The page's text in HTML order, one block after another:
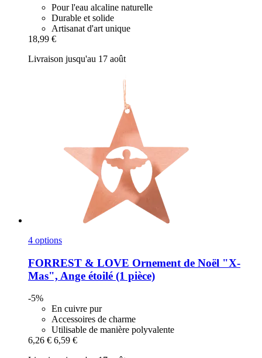
Pour l'eau alcaline naturelle
Durable et solide
Artisanat d'art unique
18,99 €
Livraison jusqu'au 17 août
4 options
FORREST & LOVE Ornement de Noël "X-​
Mas", Ange étoilé (1 pièce)
-5%
En cuivre pur
Accessoires de charme
Utilisable de manière polyvalente
6,26 € 6,59 €